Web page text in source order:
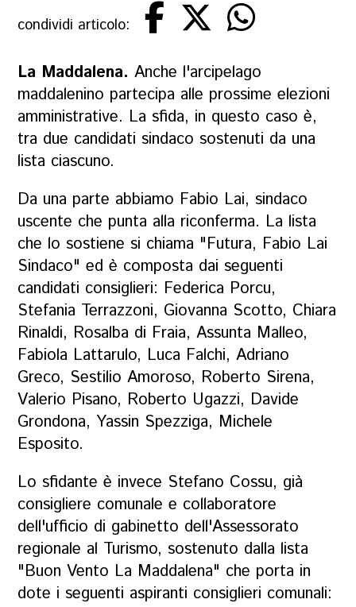
condividi articolo:
La Maddalena. Anche l'arcipelago
maddalenino partecipa alle prossime elezioni
amministrative. La sfida, in questo caso è,
tra due candidati sindaco sostenuti da una
lista ciascuno.
Da una parte abbiamo Fabio Lai, sindaco
uscente che punta alla riconferma. La lista
che lo sostiene si chiama "Futura, Fabio Lai
Sindaco" ed è composta dai seguenti
candidati consiglieri: Federica Porcu,
Stefania Terrazzoni, Giovanna Scotto, ⁠Chiara
Rinaldi, Rosalba di Fraia, Assunta Malleo,
Fabiola Lattarulo, ⁠Luca Falchi, Adriano
Greco, Sestilio Amoroso, Roberto Sirena,
Valerio Pisano, ⁠Roberto Ugazzi, Davide
Grondona, ⁠Yassin Spezziga, Michele
Esposito.
Lo sfidante è invece Stefano Cossu, già
consigliere comunale e collaboratore
dell'ufficio di gabinetto dell'Assessorato
regionale al Turismo, sostenuto dalla lista
"Buon Vento La Maddalena" che porta in
dote i seguenti aspiranti consiglieri comunali: